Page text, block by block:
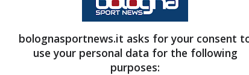
calo, sia del minutaggio che del
Miranda. Lykogiannis gli ha
bolognasportnews.it asks for your consent
use your personal data for the following
purposes: